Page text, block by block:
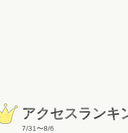
アクセスランキ
7/31〜8/6